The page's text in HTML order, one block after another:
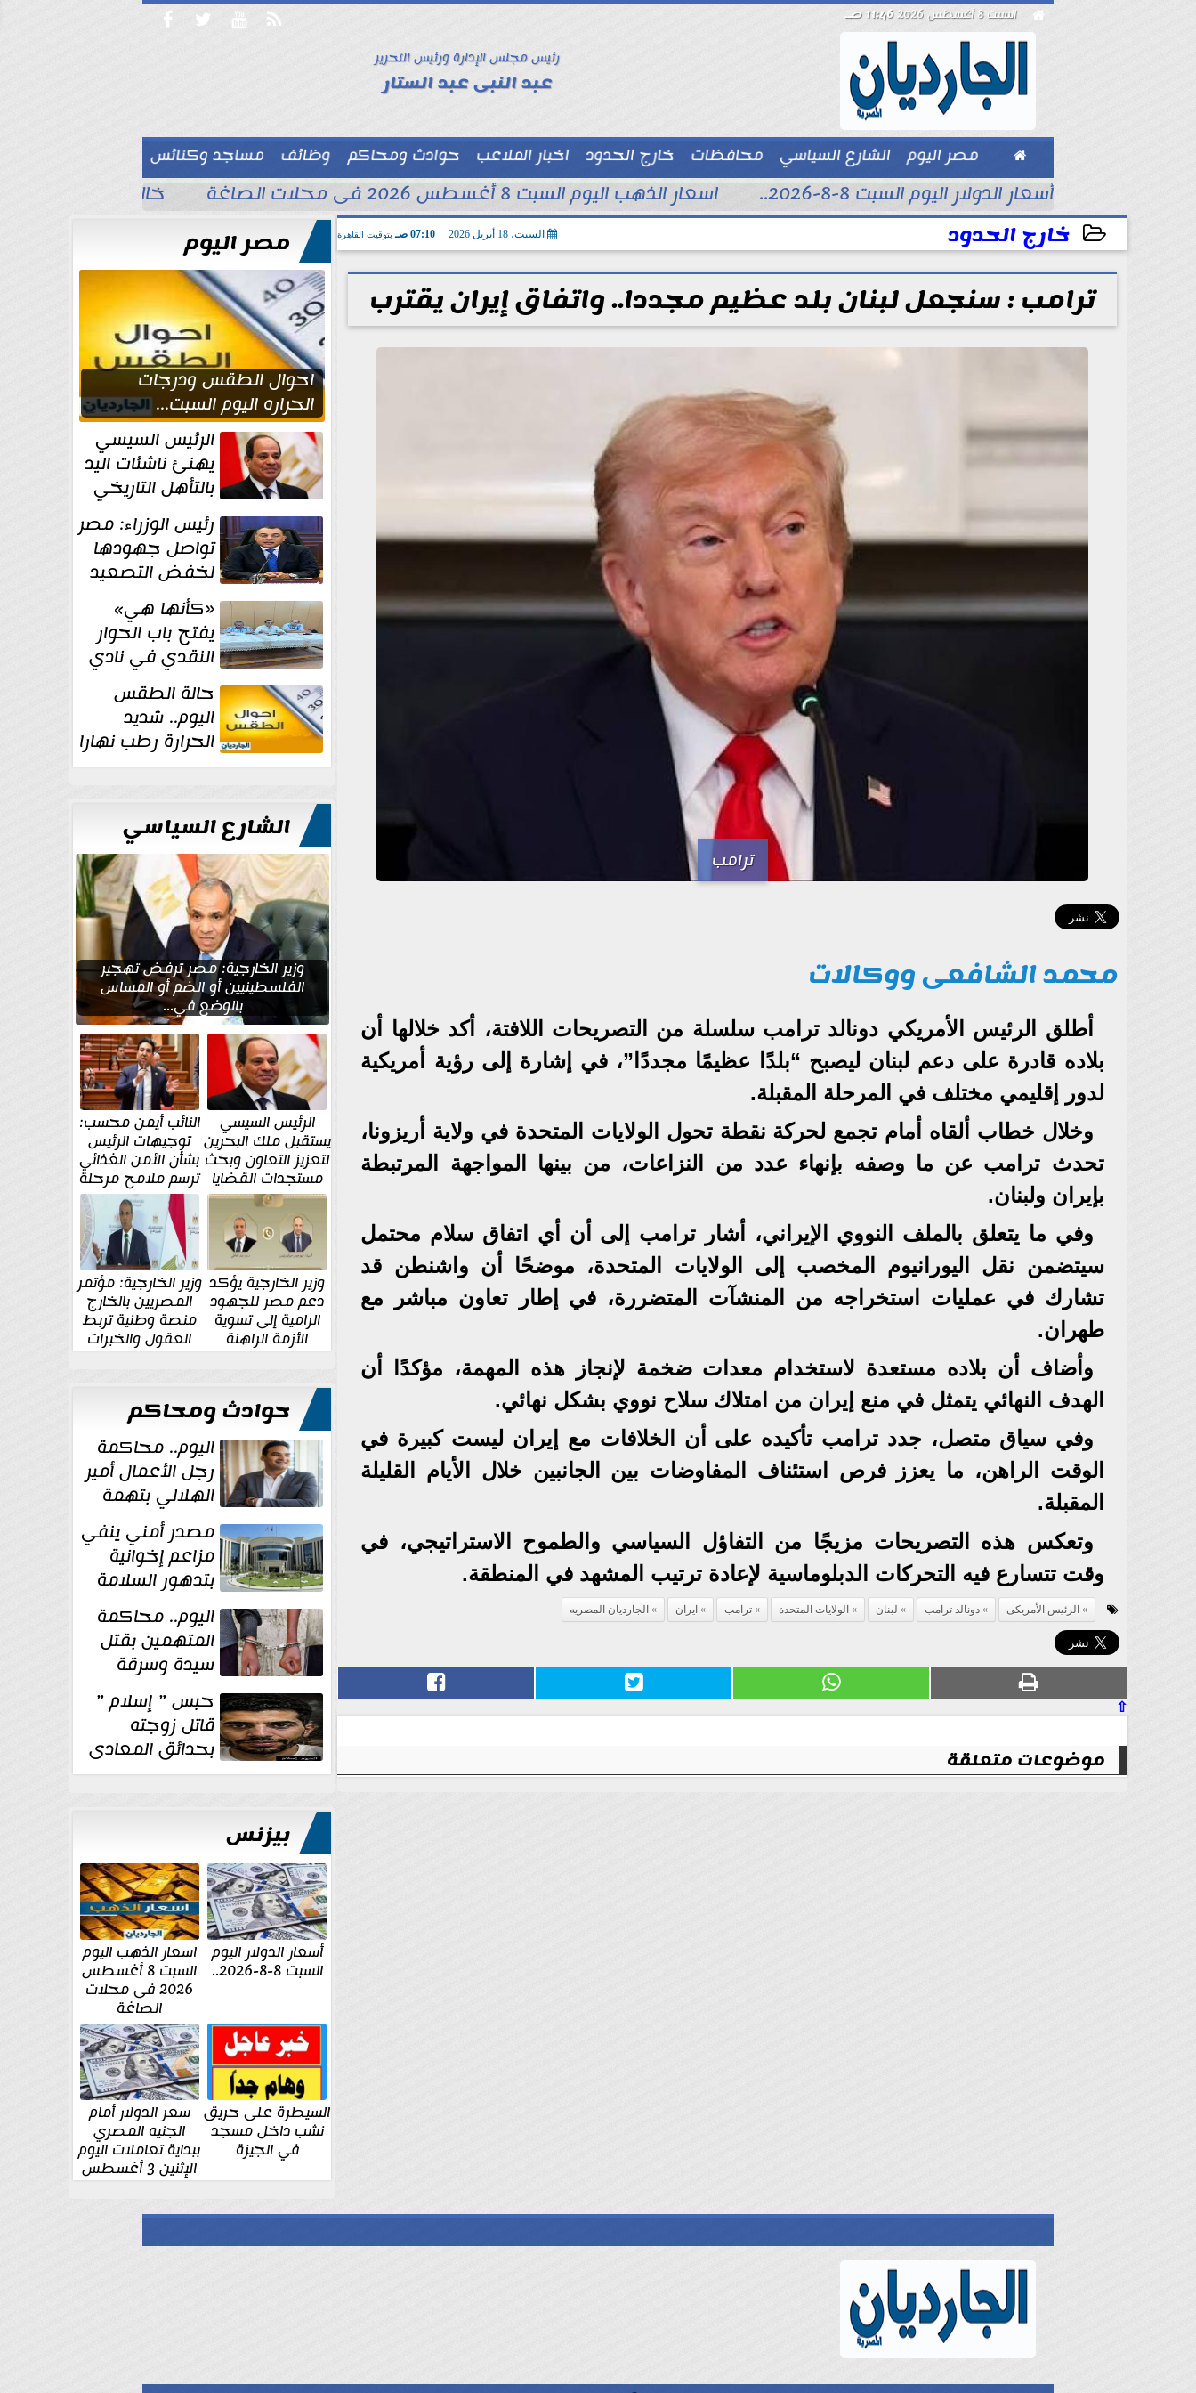
   
 السبت 8 أغسطس 2026 11:46 صـ
رئيس مجلس الإدارة ورئيس التحرير
عبد النبى عبد الستار
 مصر اليوم الشارع السياسي محافظات خارج الحدود اخبار الملاعب حوادث ومحاكم وظائف
مساجد وكنائس
بيزنس
توك شو  أسعار الدولار اليوم السبت 8-8-2026.. اسعار الذهب اليوم السبت 8 أغسطس 2026 فى محلات الصاغة خالد الغندور يطلب
خارج الحدود السبت، 18 أبريل 2026 07:10 صـ بتوقيت القاهرة
2026-04-18 07:10:16
ترامب : سنجعل لبنان بلد عظيم مجددا.. واتفاق إيران يقترب
ترامب
محمد الشافعى ووكالات
أطلق الرئيس الأمريكي دونالد ترامب سلسلة من التصريحات اللافتة، أكد خلالها أن
بلاده قادرة على دعم لبنان ليصبح “بلدًا عظيمًا مجددًا”، في إشارة إلى رؤية أمريكية
لدور إقليمي مختلف في المرحلة المقبلة.
وخلال خطاب ألقاه أمام تجمع لحركة نقطة تحول الولايات المتحدة في ولاية أريزونا،
تحدث ترامب عن ما وصفه بإنهاء عدد من النزاعات، من بينها المواجهة المرتبطة
بإيران ولبنان.
وفي ما يتعلق بالملف النووي الإيراني، أشار ترامب إلى أن أي اتفاق سلام محتمل
سيتضمن نقل اليورانيوم المخصب إلى الولايات المتحدة، موضحًا أن واشنطن قد
تشارك في عمليات استخراجه من المنشآت المتضررة، في إطار تعاون مباشر مع
طهران.
وأضاف أن بلاده مستعدة لاستخدام معدات ضخمة لإنجاز هذه المهمة، مؤكدًا أن
الهدف النهائي يتمثل في منع إيران من امتلاك سلاح نووي بشكل نهائي.
وفي سياق متصل، جدد ترامب تأكيده على أن الخلافات مع إيران ليست كبيرة في
الوقت الراهن، ما يعزز فرص استئناف المفاوضات بين الجانبين خلال الأيام القليلة
المقبلة.
وتعكس هذه التصريحات مزيجًا من التفاؤل السياسي والطموح الاستراتيجي، في
وقت تتسارع فيه التحركات الدبلوماسية لإعادة ترتيب المشهد في المنطقة.
الرئيس الأمريكى دونالد ترامب لبنان الولايات المتحدة ترامب ايران الجارديان المصريه
⇧
موضوعات متعلقة
مصر اليوم
احوال الطقس ودرجات
الحراره اليوم السبت...
العظمى في القاهره 36
درجة الرئيس السيسي
يهنئ ناشئات اليد
بالتأهل التاريخي
إلى نصف نهائي
كأس العالم رئيس الوزراء: مصر
تواصل جهودها
لخفض التصعيد
والحفاظ على
الاستقرار الإقليمي«كأنها هي»
يفتح باب الحوار
النقدي في نادي
أدب مصر الجديدة
حالة الطقس
اليوم.. شديد
الحرارة رطب نهارا
مائل للحرارة رطب
الشارع السياسي
وزير الخارجية: مصر ترفض تهجير
الفلسطينيين أو الضم أو المساس
بالوضع في...
الرئيس السيسي
يستقبل ملك البحرين
لتعزيز التعاون وبحث
مستجدات القضايا
الإقليمية والدولية
النائب أيمن محسب:
توجيهات الرئيس
بشأن الأمن الغذائي
ترسم ملامح مرحلة
جديدة
وزير الخارجية يؤكد
دعم مصر للجهود
الرامية إلى تسوية
الأزمة الراهنة
وزير الخارجية: مؤتمر
المصريين بالخارج
منصة وطنية تربط
العقول والخبرات
المصرية بالدولة
حوادث ومحاكم
اليوم.. محاكمة
رجل الأعمال أمير
الهلالي بتهمة
غسل الأموال
مصدر أمني ينفي
مزاعم إخوانية
بتدهور السلامة
الإنشائية لأحد
مراكز الإصلاح والتأهيل
اليوم.. محاكمة
المتهمين بقتل
سيدة وسرقة
ذهبها في بولاق
الدكرور حبس ” إسلام ”
قاتل زوجته
بحدائق المعادى
١٥ يوم أخرى
بيزنس
أسعار الدولار اليوم
السبت 8-8-2026..
اسعار الذهب اليوم
السبت 8 أغسطس
2026 فى محلات
الصاغة
السيطرة على حريق
نشب داخل مسجد
في الجيزة
سعر الدولار أمام
الجنيه المصري
ببداية تعاملات اليوم
الإثنين 3 أغسطس